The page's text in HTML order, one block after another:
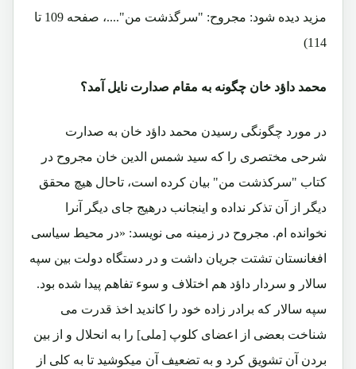
مزید دیده شود: مجروح: "سرگذشت من"....، صفحه 109 تا
114)
محمد داؤد خان چگونه به مقام صدارت نایل آمد؟
در مورد چگونگی رسیدن محمد داؤد خان به صدارت
شرحی مختصری را که سید شمس الدین خان مجروح در
کتاب "سرکذشت من" بیان کرده است، تاحال هیچ محقق
دیگر از آن تذکر نداده و اینجانب درهیج جای دیگر آنرا
نخوانده ام. مجروح در زمینه می نویسد: «در محیط سیاسی
افغانستان تشتت جریان داشت و در دستگاه دولت بین سپه
سالار و سردار داؤد هم اختلاف و سوء تفاهم پیدا شده بود.
سپه سالار که برادر زاده خود را کاندید اخذ قدرت می
شناخت بعضی از اعضای کلوپ [ملی] را به انحلال و از بین
بردن آن تشویق کرد و به تضعیف آن میکوشید تا به کلی از